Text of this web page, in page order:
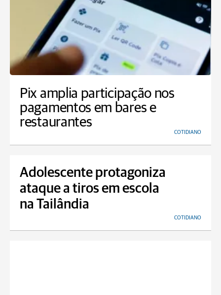
Pix amplia participação nos
pagamentos em bares e
restaurantes
COTIDIANO
Adolescente protagoniza
ataque a tiros em escola
na Tailândia
COTIDIANO